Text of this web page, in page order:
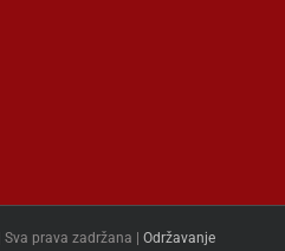
prava zadržana | Održavanje